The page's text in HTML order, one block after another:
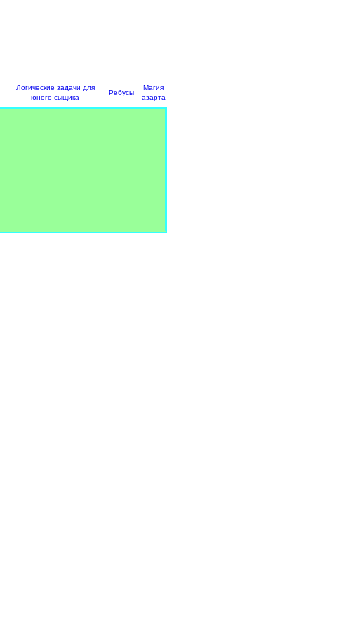
Логические задачи для
юного сыщика
Ребусы
Магия
азарта